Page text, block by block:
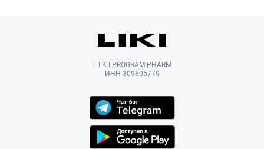
L-I-K-I PROGRAM PHARM
ИНН 309805779